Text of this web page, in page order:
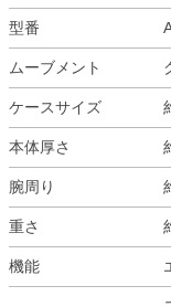
型番
ムーブメント
ケースサイズ
本体厚さ
腕周り
重さ
機能